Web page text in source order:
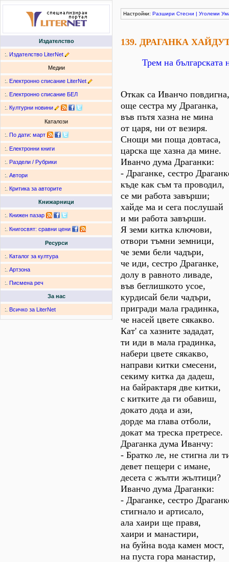
Издателство
:. Издателство LiterNet
Медии
:. Електронно списание LiterNet
:. Електронно списание БЕЛ
:. Културни новини
Каталози
:. По дати: март
:. Електронни книги
:. Раздели / Рубрики
:. Автори
:. Критика за авторите
Книжарници
:. Книжен пазар
:. Книгосвят: сравни цени
Ресурси
:. Каталог за култура
:. Артзона
:. Писмена реч
За нас
:. Всичко за LiterNet
Настройки: Разшири Стесни | Уголеми
139. ДРАГАНКА
Трем на българската
Откак са Иванчо повдигна,
още сестра му Драганка,
във пътя хазна не мина
от царя, ни от везиря.
Снощи ми поща довтаса,
царска ще хазна да мине.
Иванчо дума Драганки:
- Драганке, сестро
къде как съм та проводил,
се ми работа завърши;
хайде ма и сега послушай
и ми работа завърши.
Я земи китка ключови,
отвори тъмни земници,
че земи бели чадъри,
че иди, сестро Драганке,
долу в равното ливаде,
във беглишкото усое,
курдисай бели чадъри,
пригради мала градинка,
че насей цвете сякакво.
Кат' са хазните зададат,
ти иди в мала градинка,
набери цвете сякакво,
направи китки смесени,
секиму китка да дадеш,
на байрактаря две китки,
с китките да ги обавиш,
докато дода и ази,
дорде ма глава отболи,
докат ма треска претресе.
Драганка дума Иванчу:
- Братко ле, не стигна ли
девет пещери с имане,
десета с жълти жълтици?
Иванчо дума Драганки:
- Драганке, сестро
стигнало и артисало,
ала хаири ще правя,
хаири и манастири,
на буйна вода камен мост,
на пуста гора манастир,